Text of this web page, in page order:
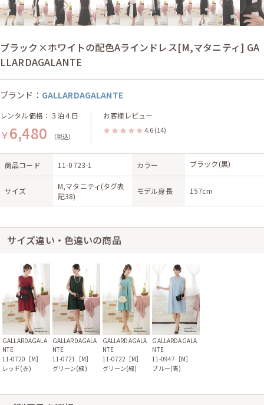
ブラック×ホワイトの配色Aラインドレス[M,マタニティ] GA
LLARDAGALANTE
ブランド： GALLARDAGALANTE
レンタル価格：３泊４日
￥6,480 （税込）
お客様レビュー
4.6 (14)
商品コード 11-0723-1 カラー ブラック(黒)
サイズ
M,マタニティ(タグ表
記38)
モデル身長 157cm
サイズ違い・色違いの商品
GALLARDAGALA
NTE
11-0720［M］
レッド(赤)
GALLARDAGALA
NTE
11-0721［M］
グリーン(緑)
GALLARDAGALA
NTE
11-0722［M］
グリーン(緑)
GALLARDAGALA
NTE
11-0947［M］
ブルー(青)